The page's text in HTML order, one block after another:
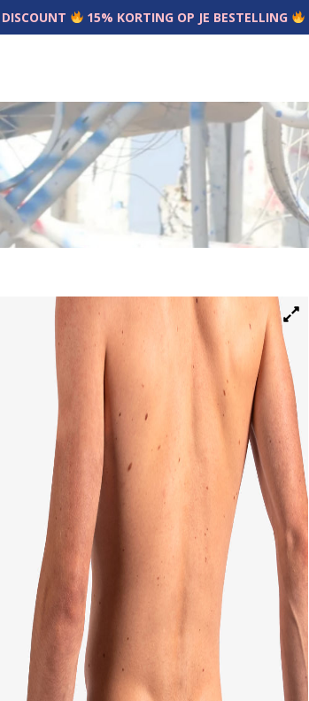
15% KORTING OP JE BESTELLING